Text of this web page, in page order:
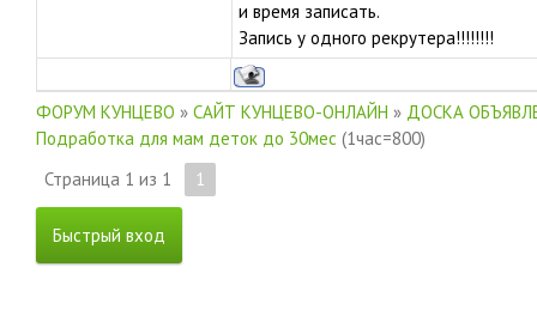
и время записать.
Запись у одного рекрутера!!!!!!!!
ФОРУМ КУНЦЕВО » САЙТ КУНЦЕВО-ОНЛАЙН » ДОСКА
Подработка для мам деток до 30мес (1час=800)
Страница 1 из 1 1